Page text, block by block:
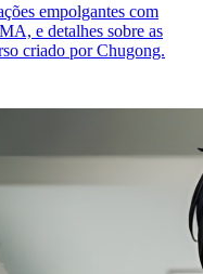
empolgantes com
e detalhes sobre as
criado por Chugong.